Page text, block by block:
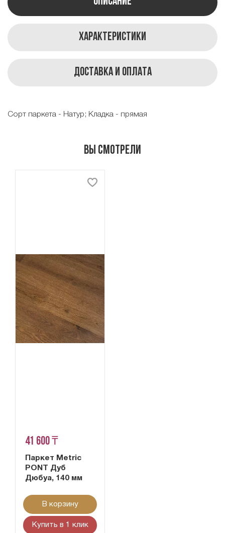
Характеристики
Доставка и оплата
Сорт паркета - Натур; Кладка - прямая
Вы смотрели
41 600 ₸
Паркет Metric
PONT Дуб
Дюбуа, 140 мм
В корзину
Купить в 1 клик